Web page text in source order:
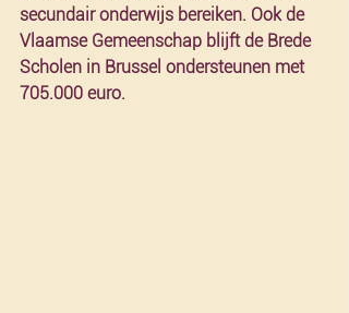
secundair onderwijs bereiken. Ook de
Vlaamse Gemeenschap blijft de Brede
Scholen in Brussel ondersteunen met
705.000 euro.